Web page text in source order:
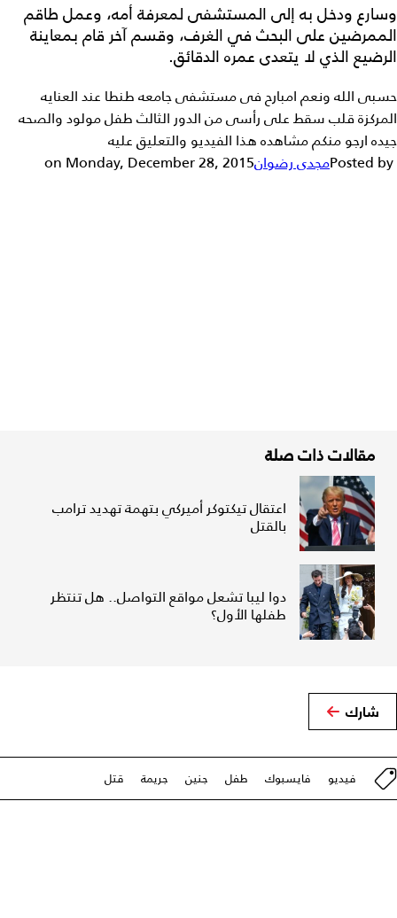
وسارع ودخل به إلى المستشفى لمعرفة أمه، وعمل طاقم
الممرضين على البحث في الغرف، وقسم آخر قام بمعاينة
الرضيع الذي لا يتعدى عمره الدقائق.
حسبى الله ونعم امبارح فى مستشفى جامعه طنطا عند العنايه
المركزة قلب سقط على رأسى من الدور الثالث طفل مولود والصحه
جيده ارجو منكم مشاهده هذا الفيديو والتعليق عليه
Posted by ‎مجدى رضوان‎ on Monday, December 28, 2015
مقالات ذات صلة
اعتقال تيكتوكر أميركي بتهمة تهديد ترامب
بالقتل
دوا ليبا تشعل مواقع التواصل.. هل تنتظر
طفلها الأول؟
شارك
فيديو فايسبوك طفل جنين جريمة قتل